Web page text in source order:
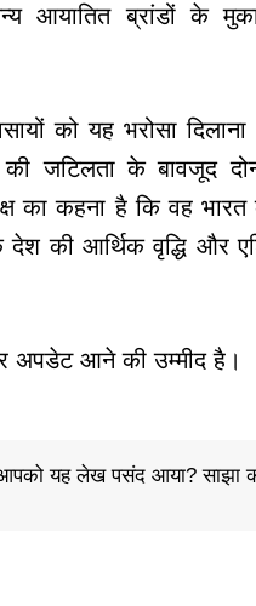
आयातित ब्रांडों के
को यह भरोसा
की जटिलता के बावजूद
का कहना है कि वह भारत
देश की आर्थिक वृद्धि और
अपडेट आने की उम्मीद है।
यह लेख पसंद आया? साझा